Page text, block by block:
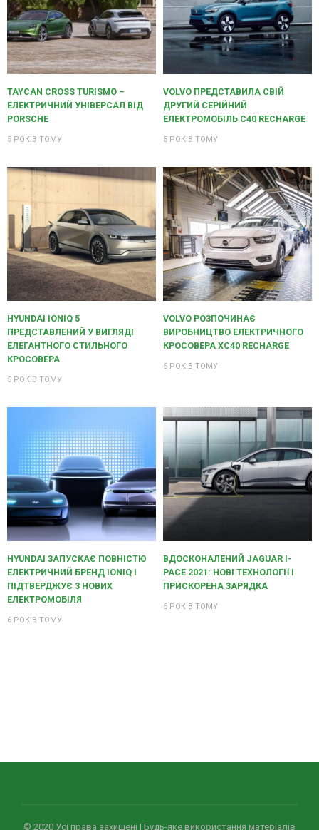
TAYCAN CROSS TURISMO –
ЕЛЕКТРИЧНИЙ УНІВЕРСАЛ ВІД
PORSCHE
5 РОКІВ ТОМУ
VOLVO ПРЕДСТАВИЛА СВІЙ
ДРУГИЙ СЕРІЙНИЙ
ЕЛЕКТРОМОБІЛЬ C40 RECHARGE
5 РОКІВ ТОМУ
HYUNDAI IONIQ 5
ПРЕДСТАВЛЕНИЙ У ВИГЛЯДІ
ЕЛЕГАНТНОГО СТИЛЬНОГО
КРОСОВЕРА
5 РОКІВ ТОМУ
VOLVO РОЗПОЧИНАЄ
ВИРОБНИЦТВО ЕЛЕКТРИЧНОГО
КРОСОВЕРА XC40 RECHARGE
6 РОКІВ ТОМУ
HYUNDAI ЗАПУСКАЄ ПОВНІСТЮ
ЕЛЕКТРИЧНИЙ БРЕНД IONIQ І
ПІДТВЕРДЖУЄ 3 НОВИХ
ЕЛЕКТРОМОБІЛЯ
6 РОКІВ ТОМУ
ВДОСКОНАЛЕНИЙ JAGUAR I-
PACE 2021: НОВІ ТЕХНОЛОГІЇ І
ПРИСКОРЕНА ЗАРЯДКА
6 РОКІВ ТОМУ
© 2020 Усi права захищенi | Будь-яке використання матеріалів